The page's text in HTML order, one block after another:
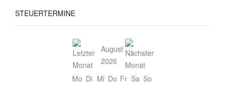
STEUERTERMINE
August
2026
Mo Di Mi Do Fr Sa So